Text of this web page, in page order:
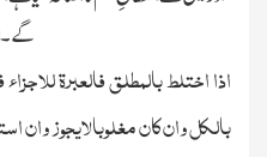
اذا اختلط بالمطلق فالعبرۃ
بالکل وان کان مغلوبالایجوز وان